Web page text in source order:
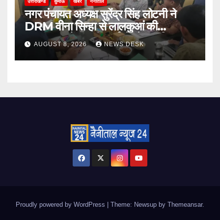
उत्तराखण्ड कुमाऊँ खबरे नैनीताल
नगर पंचायत अध्यक्ष सुरेंद्र सिंह लोटनी ने
DRM वीना सिन्हा से लालकुआं की
जनसमस्याओं पर की वार्ता, रेलवे क्रॉसिंग पुल
और टेंपो स्टैंड का मुद्दा उठा
AUGUST 8, 2026 NEWS DESK
Proudly powered by WordPress Theme: Newsup by Themeansar.